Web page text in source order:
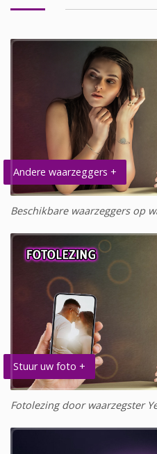
Andere waarzeggers +
Beschikbare waarzeggers op
Stuur uw foto +
Fotolezing door waarzegster